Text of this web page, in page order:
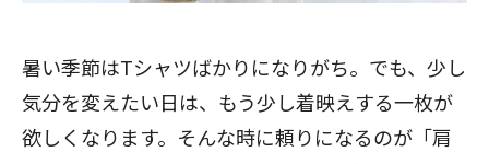
暑い季節はTシャツばかりになりがち。でも、少し
気分を変えたい日は、もう少し着映えする一枚が
欲しくなります。そんな時に頼りになるのが「肩